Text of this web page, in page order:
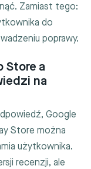
Zamiast tego:
do
poprawy.
Store a
na
Google
Store można
użytkownika.
recenzji, ale